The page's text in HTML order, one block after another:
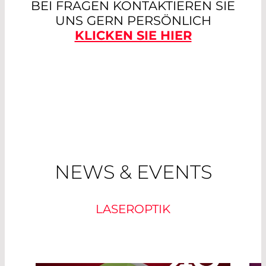
BEI FRAGEN KONTAKTIEREN SIE
UNS GERN PERSÖNLICH
KLICKEN SIE HIER
NEWS & EVENTS
LASEROPTIK